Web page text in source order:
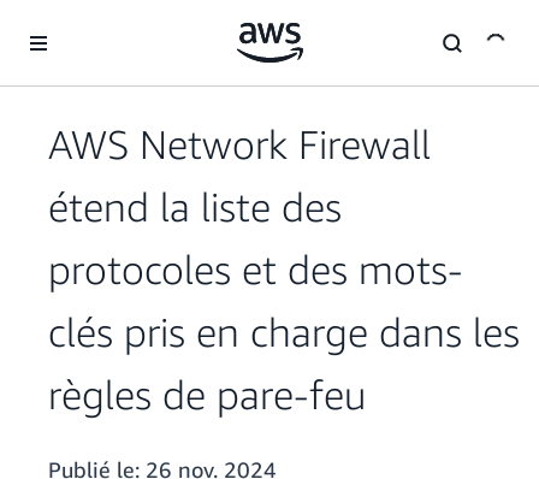
AWS Network Firewall
étend la liste des
protocoles et des mots-
clés pris en charge dans les
règles de pare-feu
Publié le: 26 nov. 2024